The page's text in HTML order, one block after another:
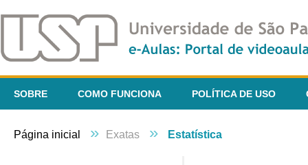
SOBRE COMO FUNCIONA POLÍTICA DE USO
Página inicial » Exatas » Estatística